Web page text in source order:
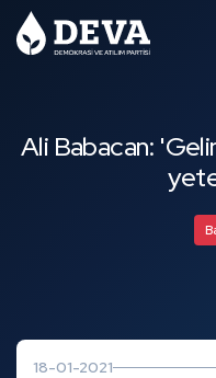
Ali Babacan:
18-01-2021